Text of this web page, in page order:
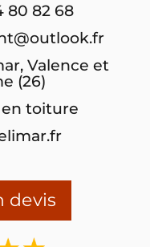
80 82 68
Valence et
(26)
en toiture
devis